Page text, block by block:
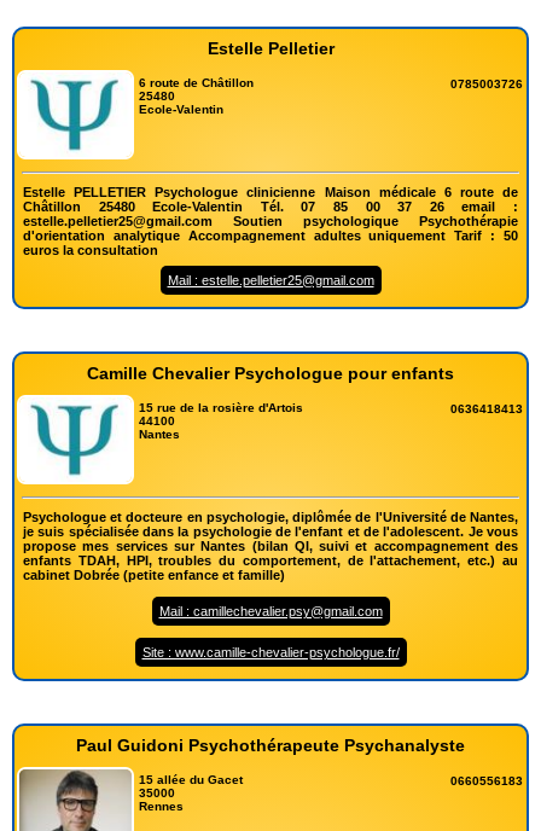
Estelle Pelletier
6 route de Châtillon
25480
Ecole-Valentin
0785003726
Estelle PELLETIER Psychologue clinicienne Maison médicale 6 route de
Châtillon 25480 Ecole-Valentin Tél. 07 85 00 37 26 email :
estelle.pelletier25@gmail.com Soutien psychologique Psychothérapie
d'orientation analytique Accompagnement adultes uniquement Tarif : 50
euros la consultation
Mail : estelle.pelletier25@gmail.com
Camille Chevalier Psychologue pour enfants
15 rue de la rosière d'Artois
44100
Nantes
0636418413
Psychologue et docteure en psychologie, diplômée de l'Université de Nantes,
je suis spécialisée dans la psychologie de l'enfant et de l'adolescent. Je vous
propose mes services sur Nantes (bilan QI, suivi et accompagnement des
enfants TDAH, HPI, troubles du comportement, de l'attachement, etc.) au
cabinet Dobrée (petite enfance et famille)
Mail : camillechevalier.psy@gmail.com
Site : www.camille-chevalier-psychologue.fr/
Paul Guidoni Psychothérapeute Psychanalyste
15 allée du Gacet
35000
Rennes
0660556183